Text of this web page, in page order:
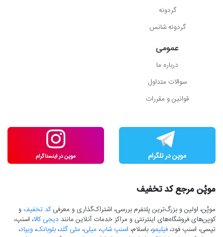
گردونه
گردونه شانس
عمومی
درباره ما
سوالات متداول
قوانین و مقررات
موپُن مرجع کد تخفیف
موپُن، اولین و بزرگ‌ترین پلتفرم بررسی، اشتراک‌گذاری و معرفیکد تخفیف و
کوپن‌های فروشگاه‌های اینترنتی و مراکز خدمات آنلاین مانند دیجی کالا، اسنپ،
تپسی، اسنپ فود، فیلیمو، باسلام، اسنپ شاپ، میلی، ملی گلد، بلوبانک، ویپاد،